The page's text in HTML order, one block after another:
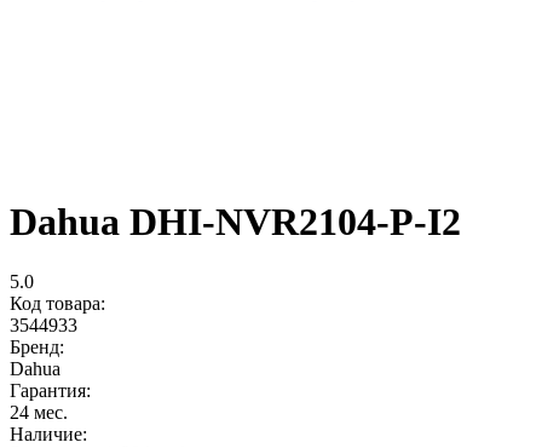
Dahua DHI-NVR2104-P-I2
5.0
Код товара:
3544933
Бренд:
Dahua
Гарантия:
24 мес.
Наличие: